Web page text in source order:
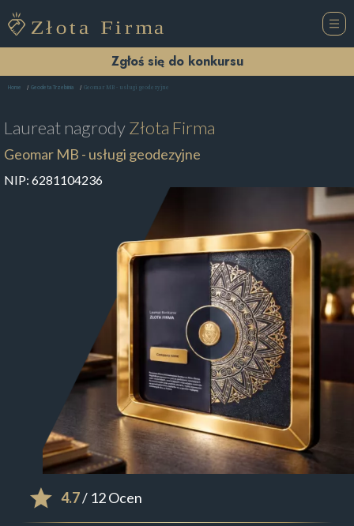
Zgłoś się do konkursu
Home Geodeta Trzebinia Geomar MB - usługi geodezyjne
Laureat nagrodyZłota Firma
Geomar MB - usługi geodezyjne
NIP: 6281104236
4.7/ 12 Ocen